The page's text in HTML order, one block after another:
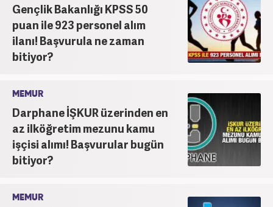
Gençlik Bakanlığı KPSS 50
puan ile 923 personel alım
ilanı! Başvurula ne zaman
bitiyor?
MEMUR
Darphane İŞKUR üzerinden en
az ilköğretim mezunu kamu
işçisi alımı! Başvurular bugün
bitiyor?
MEMUR